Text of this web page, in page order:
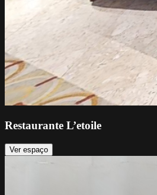
Restaurante L’etoile
Ver espaço